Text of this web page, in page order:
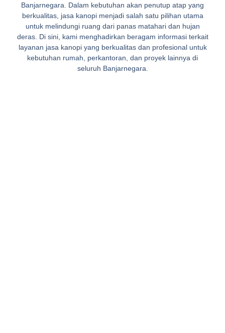
Banjarnegara. Dalam kebutuhan akan penutup atap yang
berkualitas, jasa kanopi menjadi salah satu pilihan utama
untuk melindungi ruang dari panas matahari dan hujan
deras. Di sini, kami menghadirkan beragam informasi terkait
layanan jasa kanopi yang berkualitas dan profesional untuk
kebutuhan rumah, perkantoran, dan proyek lainnya di
seluruh Banjarnegara.